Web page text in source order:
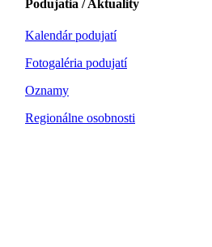
Podujatia / Aktuality
Kalendár podujatí
Fotogaléria podujatí
Oznamy
Regionálne osobnosti